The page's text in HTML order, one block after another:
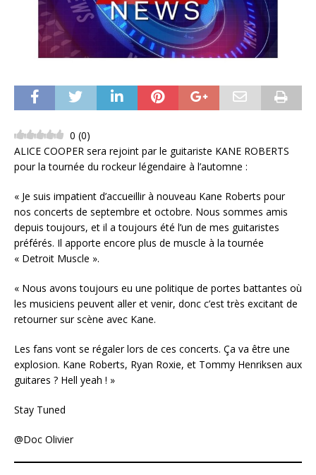
0 (0)
ALICE COOPER sera rejoint par le guitariste KANE ROBERTS
pour la tournée du rockeur légendaire à l’automne :
« Je suis impatient d’accueillir à nouveau Kane Roberts pour
nos concerts de septembre et octobre. Nous sommes amis
depuis toujours, et il a toujours été l’un de mes guitaristes
préférés. Il apporte encore plus de muscle à la tournée
« Detroit Muscle ».
« Nous avons toujours eu une politique de portes battantes où
les musiciens peuvent aller et venir, donc c’est très excitant de
retourner sur scène avec Kane.
Les fans vont se régaler lors de ces concerts. Ça va être une
explosion. Kane Roberts, Ryan Roxie, et Tommy Henriksen aux
guitares ? Hell yeah ! »
Stay Tuned
@Doc Olivier